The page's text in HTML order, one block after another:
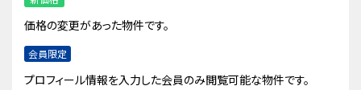
価格の変更があった物件です。
会員限定
プロフィール情報を入力した会員のみ閲覧可能な物件です。